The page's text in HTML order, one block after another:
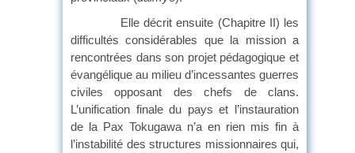
Elle décrit ensuite (Chapitre II) les
difficultés considérables que la mission a
rencontrées dans son projet pédagogique et
évangélique au milieu d’incessantes guerres
civiles opposant des chefs de clans.
L’unification finale du pays et l’instauration
de la Pax Tokugawa n’a en rien mis fin à
l’instabilité des structures missionnaires qui,